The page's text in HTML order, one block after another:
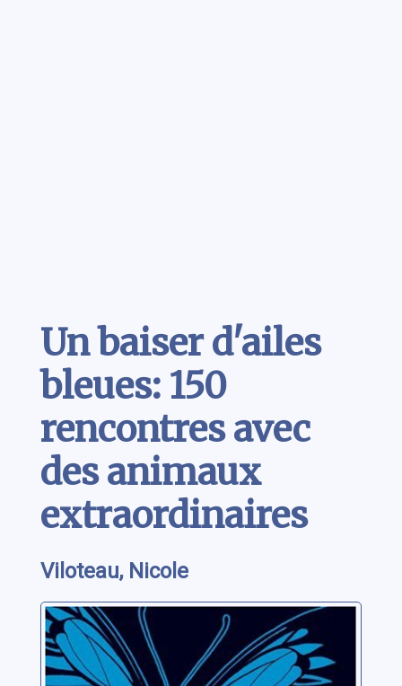
Un baiser d'ailes
bleues: 150
rencontres avec
des animaux
extraordinaires
Viloteau, Nicole